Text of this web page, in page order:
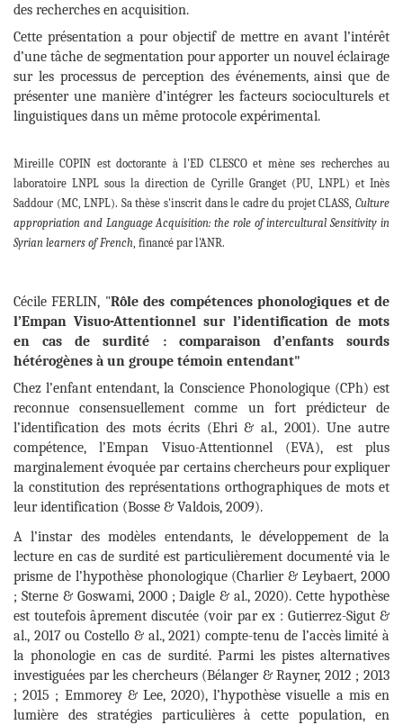
des recherches en acquisition.
Cette présentation a pour objectif de mettre en avant l’intérêt
d’une tâche de segmentation pour apporter un nouvel éclairage
sur les processus de perception des événements, ainsi que de
présenter une manière d’intégrer les facteurs socioculturels et
linguistiques dans un même protocole expérimental.
Mireille COPIN est doctorante à l'ED CLESCO et mène ses recherches au
laboratoire LNPL sous la direction de Cyrille Granget (PU, LNPL) et Inès
Saddour (MC,LNPL). Sa thèse s'inscrit dans le cadre du projet CLASS,Culture
appropriation and Language Acquisition: the role of intercultural Sensitivity in
Syrian learners of French, financé par l'ANR.
Cécile FERLIN, "Rôle des compétences phonologiques et de
l’Empan Visuo-Attentionnel sur l’identification de mots
en cas de surdité : comparaison d’enfants sourds
hétérogènes à un groupe témoin entendant"
Chez l’enfant entendant, la Conscience Phonologique (CPh) est
reconnue consensuellement comme un fort prédicteur de
l’identification des mots écrits (Ehri & al., 2001). Une autre
compétence, l’Empan Visuo-Attentionnel (EVA), est plus
marginalement évoquée par certains chercheurs pour expliquer
la constitution des représentations orthographiques de mots et
leur identification (Bosse & Valdois, 2009).
A l’instar des modèles entendants, le développement de la
lecture en cas de surdité est particulièrement documenté via le
prisme de l’hypothèse phonologique (Charlier & Leybaert, 2000
; Sterne & Goswami, 2000 ; Daigle & al., 2020). Cette hypothèse
est toutefois âprement discutée (voir par ex : Gutierrez-Sigut &
al., 2017 ou Costello & al., 2021) compte-tenu de l’accès limité à
la phonologie en cas de surdité. Parmi les pistes alternatives
investiguées par les chercheurs (Bélanger & Rayner, 2012 ; 2013
; 2015 ; Emmorey & Lee, 2020), l’hypothèse visuelle a mis en
lumière des stratégies particulières à cette population, en